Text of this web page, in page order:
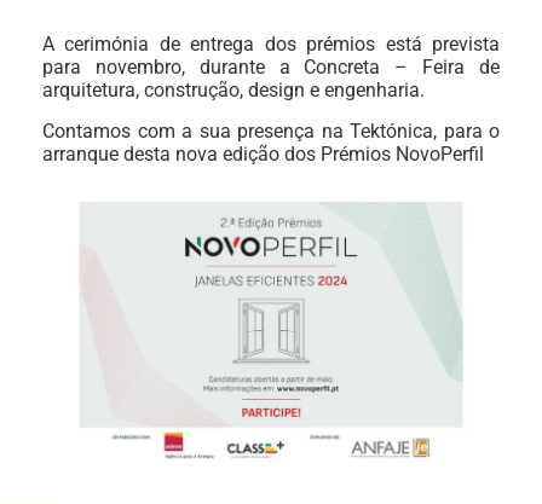
A cerimónia de entrega dos prémios está prevista
para novembro, durante a Concreta – Feira de
arquitetura, construção, design e engenharia.
Contamos com a sua presença na Tektónica, para o
arranque desta nova edição dos Prémios NovoPerfil